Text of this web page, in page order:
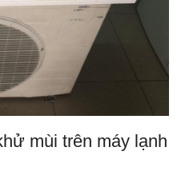
mùi trên máy lạnh